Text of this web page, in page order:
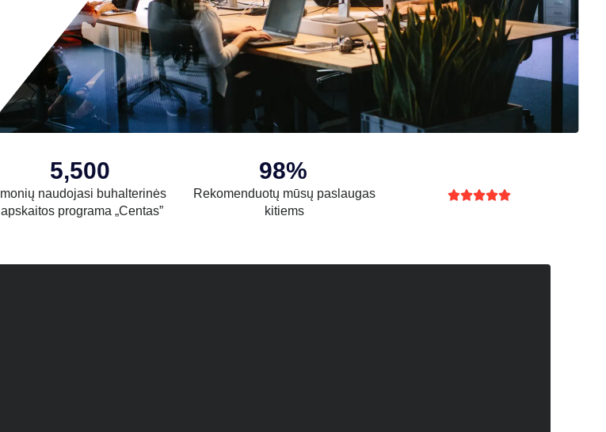
5,500
Įmonių naudojasi buhalterinės
apskaitos programa „Centas”
98%
Rekomenduotų mūsų paslaugas
kitiems
